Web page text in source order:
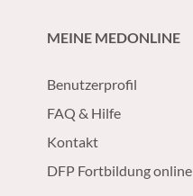
MEINE MEDONLINE
Benutzerprofil
FAQ & Hilfe
Kontakt
DFP Fortbildung online